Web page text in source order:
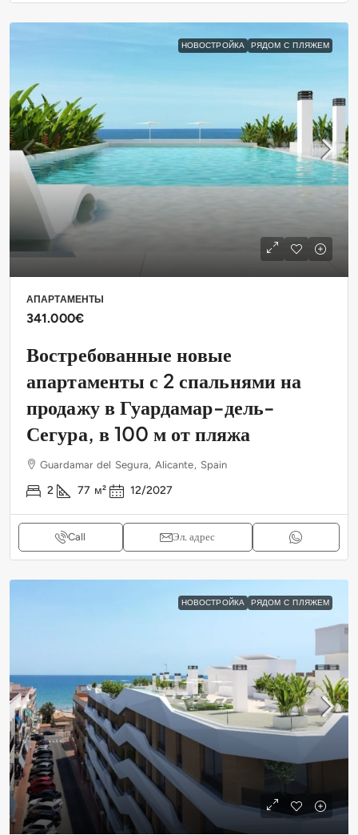
НОВОСТРОЙКА РЯДОМ С ПЛЯЖЕМ
АПАРТАМЕНТЫ
341.000€
Востребованные новые
апартаменты с 2 спальнями на
продажу в Гуардамар-дель-
Сегура, в 100 м от пляжа
Guardamar del Segura, Alicante, Spain
2 77 м² 12/2027
Call Эл. адрес
НОВОСТРОЙКА РЯДОМ С ПЛЯЖЕМ